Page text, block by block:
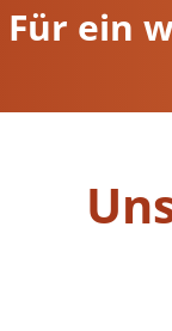
Für ein